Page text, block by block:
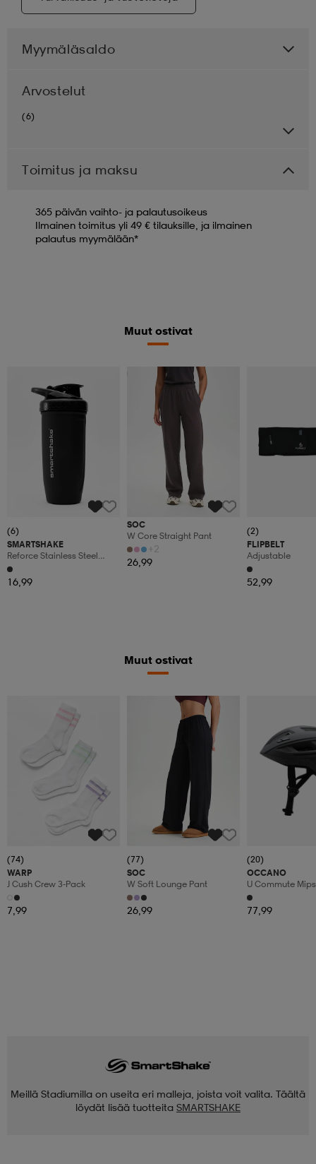
Myymäläsaldo
Arvostelut
(6)
Toimitus ja maksu
365 päivän vaihto- ja palautusoikeus
Ilmainen toimitus yli 49 € tilauksille, ja ilmainen
palautus myymälään*
Muut ostivat
(6)
SMARTSHAKE
Reforce Stainless Steel
900ml
16,99
Valitse 2, maksa 44,99€
SOC
W Core Straight Pant
+2
26,99
(2)
FLIPBELT
Adjustable
52,99
Muut ostivat
(74)
WARP
J Cush Crew 3-Pack
7,99
(77)
SOC
W Soft Lounge Pant
26,99
(20)
OCCANO
U Commute
77,99
Meillä Stadiumilla on useita eri malleja, joista voit valita. Täältä
löydät lisää tuotteita SMARTSHAKE